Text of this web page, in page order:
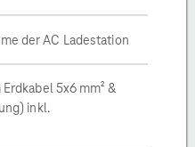
der AC Ladestation
5x6 mm² &
inkl.